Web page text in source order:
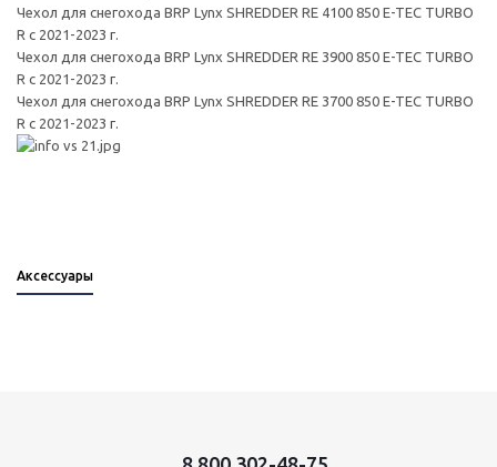
Чехол для снегохода BRP Lynx SHREDDER RE 4100 850 E-TEC TURBO
R с 2021-2023 г.
Чехол для снегохода BRP Lynx SHREDDER RE 3900 850 E-TEC TURBO
R с 2021-2023 г.
Чехол для снегохода BRP Lynx SHREDDER RE 3700 850 E-TEC TURBO
R c 2021-2023 г.
Аксессуары